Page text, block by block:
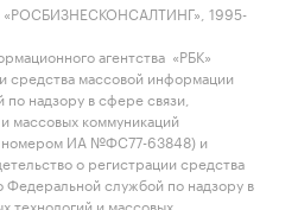
позволяет
тенденции
ситуации и
прогнозов
консалтинг»:
1995-
агентства «РБК»
средства массовой информации
надзору в сфере связи,
массовых коммуникаций
номером ИА №ФС77-63848) и
о регистрации средства
службой по надзору в
технологий и массовых